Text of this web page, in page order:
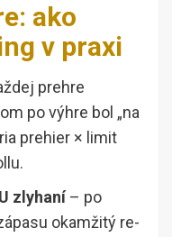
ako
v praxi
prehre
po výhre bol „na
prehier × limit
zlyhaní– po
okamžitý re-